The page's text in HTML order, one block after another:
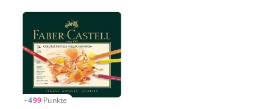
+499 Punkte